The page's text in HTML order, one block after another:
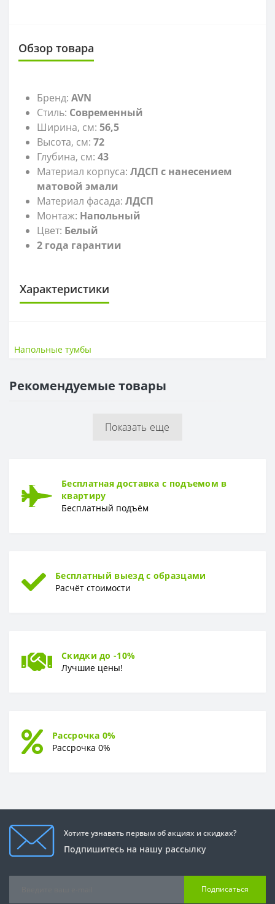
Обзор товара
Бренд: AVN
Стиль: Современный
Ширина, см: 56,5
Высота, см: 72
Глубина, см: 43
Материал корпуса: ЛДСП с нанесением
матовой эмали
Материал фасада: ЛДСП
Монтаж: Напольный
Цвет: Белый
2 года гарантии
Характеристики
Высота
Напольные тумбы
Рекомендуемые товары
Показать еще
Бесплатная доставка с подъемом в
квартиру
Бесплатный подъём
Бесплатный выезд с образцами
Расчёт стоимости
Скидки до -10%
Лучшие цены!
Рассрочка 0%
Рассрочка 0%
Хотите узнавать первым об акциях и скидках?
Подпишитесь на нашу рассылку
Подписаться